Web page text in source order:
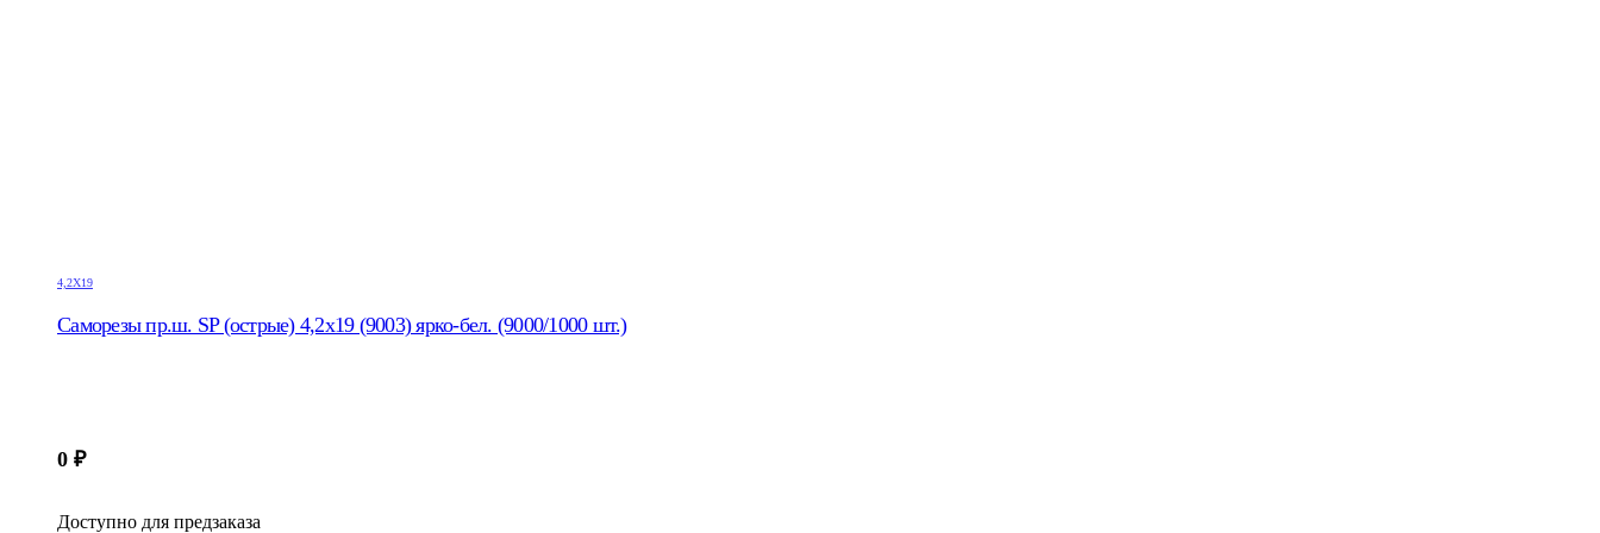
4,2Х19
Саморезы пр.ш. SP (острые) 4,2х19 (9003) ярко-бел. (9000/1000 шт.)
0 ₽
Доступно для предзаказа